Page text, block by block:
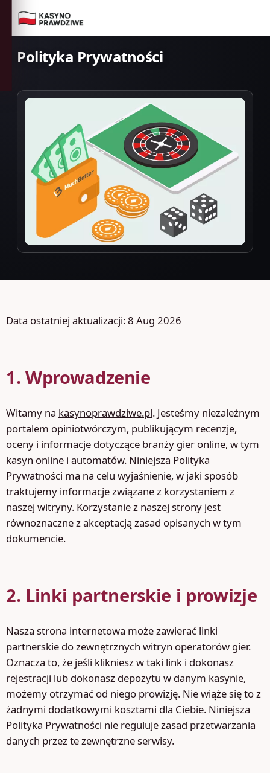
Polityka Prywatności
Data ostatniej aktualizacji: 8 Aug 2026
1. Wprowadzenie
Witamy na kasynoprawdziwe.pl. Jesteśmy niezależnym
portalem opiniotwórczym, publikującym recenzje,
oceny i informacje dotyczące branży gier online, w tym
kasyn online i automatów. Niniejsza Polityka
Prywatności ma na celu wyjaśnienie, w jaki sposób
traktujemy informacje związane z korzystaniem z
naszej witryny. Korzystanie z naszej strony jest
równoznaczne z akceptacją zasad opisanych w tym
dokumencie.
2. Linki partnerskie i prowizje
Nasza strona internetowa może zawierać linki
partnerskie do zewnętrznych witryn operatorów gier.
Oznacza to, że jeśli klikniesz w taki link i dokonasz
rejestracji lub dokonasz depozytu w danym kasynie,
możemy otrzymać od niego prowizję. Nie wiąże się to z
żadnymi dodatkowymi kosztami dla Ciebie. Niniejsza
Polityka Prywatności nie reguluje zasad przetwarzania
danych przez te zewnętrzne serwisy.